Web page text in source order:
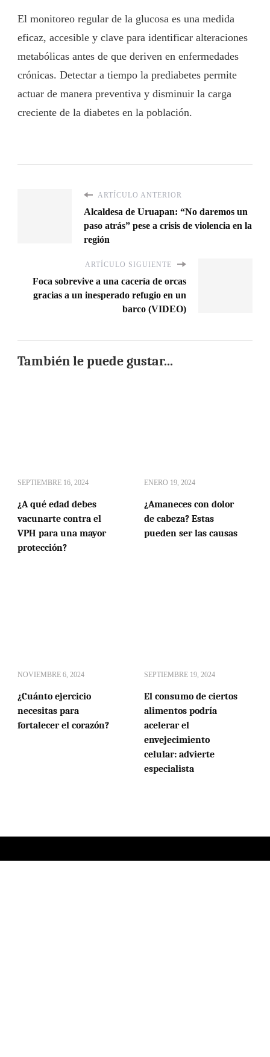
El monitoreo regular de la glucosa es una medida
eficaz, accesible y clave para identificar alteraciones
metabólicas antes de que deriven en enfermedades
crónicas. Detectar a tiempo la prediabetes permite
actuar de manera preventiva y disminuir la carga
creciente de la diabetes en la población.
ARTÍCULO ANTERIOR
Alcaldesa de Uruapan: “No daremos un
paso atrás” pese a crisis de violencia en la
región
ARTÍCULO SIGUIENTE
Foca sobrevive a una cacería de orcas
gracias a un inesperado refugio en un
barco (VIDEO)
También le puede gustar...
SEPTIEMBRE 16, 2024
¿A qué edad debes
vacunarte contra el
VPH para una mayor
protección?
ENERO 19, 2024
¿Amaneces con dolor
de cabeza? Estas
pueden ser las causas
NOVIEMBRE 6, 2024
¿Cuánto ejercicio
necesitas para
fortalecer el corazón?
SEPTIEMBRE 19, 2024
El consumo de ciertos
alimentos podría
acelerar el
envejecimiento
celular: advierte
especialista